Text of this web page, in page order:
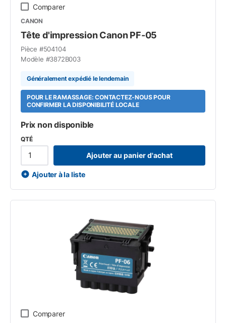
Comparer
CANON
Tête d'impression Canon PF-05
Pièce #504104
Modèle #3872B003
Généralement expédié le lendemain
POUR LE RAMASSAGE: CONTACTEZ-NOUS POUR
CONFIRMER LA DISPONIBILITÉ LOCALE
Prix non disponible
QTÉ
Ajouter au panier d'achat
Ajouter à la liste
Comparer